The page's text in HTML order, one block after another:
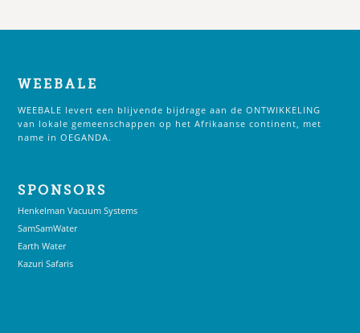
WEEBALE
WEEBALE levert een blijvende bijdrage aan de ONTWIKKELING
van lokale gemeenschappen op het Afrikaanse continent, met
name in OEGANDA.
SPONSORS
Henkelman Vacuum Systems
SamSamWater
Earth Water
Kazuri Safaris